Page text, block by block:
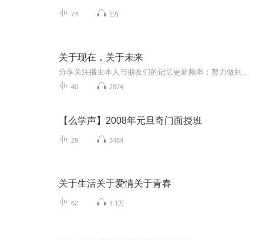
74 2万
关于现在，关于未来
40 7874
【么学声】2008年元旦奇门面授班
29 3484
关于生活关于爱情关于青春
62 1.1万